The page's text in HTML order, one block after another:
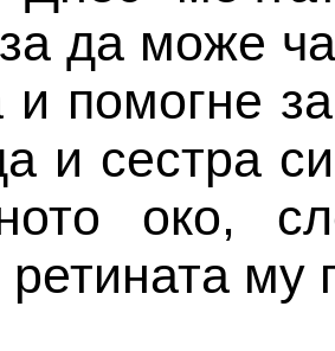
да може
и помогне
и сестра
око,
ретината му